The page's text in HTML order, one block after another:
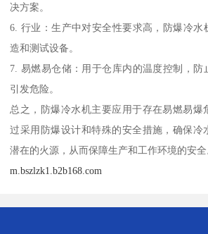
决方案。
6. 行业：生产中对安全性要求高，防爆冷水
造和测试设备。
7. 易燃易仓储：用于仓库内的温度控制，防
引发危险。
总之，防爆冷水机主要应用于存在易燃易爆
过采用防爆设计和特殊的安全措施，确保冷
潜在的火源，从而保障生产和工作环境的安全
m.bszlzk1.b2b168.com